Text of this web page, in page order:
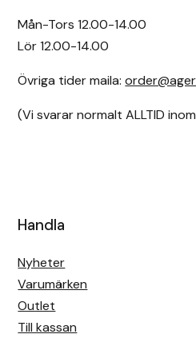
Mån-Tors 12.00-14.00
Lör 12.00-14.00
Övriga tider maila:
(Vi svarar normalt ALLTID
Handla
Nyheter
Varumärken
Outlet
Till kassan
Werkman Hoofcare